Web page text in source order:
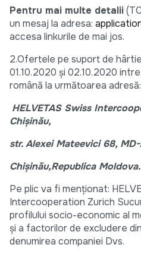
Pentru mai multe detalii
un mesaj la adresa:
accesa linkurile de mai jos.
2.Ofertele pe suport de
01.10.2020 și 02.10.2020
română la următoarea adresă:
HELVETAS Swiss
Chișinău,
str. Alexei Mateevici 68,
Chișinău,Republica Moldova.
Pe plic va fi menţionat:
Intercooperation Zurich
profilului socio-economic al
și a factorilor de excludere
denumirea companiei Dvs.